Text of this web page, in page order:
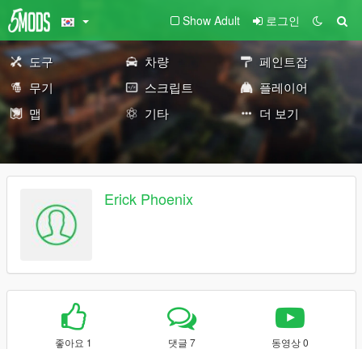
Show Adult 로그인
도구 차량
페인트잡
무기
스크립트
플레이어
맵
기타 더 보기
Erick Phoenix
좋아요 1 댓글 7 동영상 0